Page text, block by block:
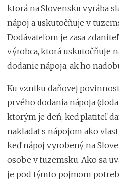
ktorá na Slovensku vyrába
nápoj a uskutočňuje v
Dodávateľom je zasa
výrobca, ktorá uskutočňuje
dodanie nápoja, ak ho
Ku vzniku daňovej
prvého dodania nápoja
ktorým je deň, keď platiteľ
nakladať s nápojom ako
keď nápoj vyrobený na
osobe v tuzemsku. Ako sa
je pod týmto pojmom